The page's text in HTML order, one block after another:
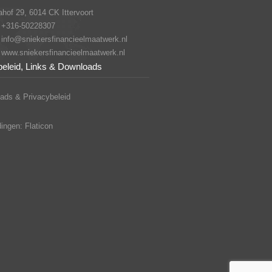
29, 6014 CK Ittervoort
+316-50228307
info@sniekersfinancieelmaatwerk.nl
www.sniekersfinancieelmaatwerk.nl
Links & Downloads
& Privacybeleid
Flaticon